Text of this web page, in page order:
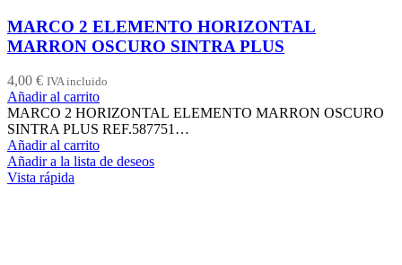
MARCO 2 ELEMENTO HORIZONTAL
MARRON OSCURO SINTRA PLUS
4,00 € IVA incluido
Añadir al carrito
MARCO 2 HORIZONTAL ELEMENTO MARRON OSCURO
SINTRA PLUS REF.587751…
Añadir al carrito
Añadir a la lista de deseos
Vista rápida